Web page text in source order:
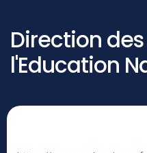
Direction
l'Education